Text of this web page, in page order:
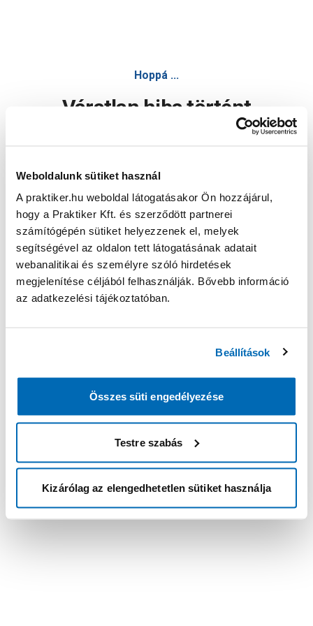
Weboldalunk sütiket használ
A praktiker.hu weboldal látogatásakor Ön hozzájárul,
hogy a Praktiker Kft. és szerződött partnerei
számítógépén sütiket helyezzenek el, melyek
segítségével az oldalon tett látogatásának adatait
webanalitikai és személyre szóló hirdetések
megjelenítése céljából felhasználják. Bővebb információ
az adatkezelési tájékoztatóban.
Beállítások
Összes süti engedélyezése
Testre szabás
Kizárólag az elengedhetetlen sütiket használja
Hoppá ...
Váratlan hiba történt
Oldal újratöltése